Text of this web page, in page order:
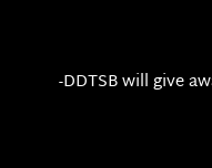
-DDTSB will give